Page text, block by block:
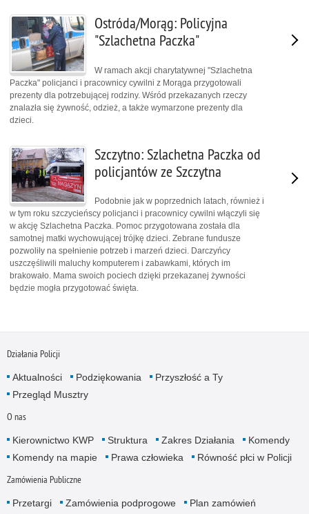
Ostróda/Morąg: Policyjna
"Szlachetna Paczka"
W ramach akcji charytatywnej "Szlachetna
Paczka" policjanci i pracownicy cywilni z Morąga przygotowali
prezenty dla potrzebującej rodziny. Wśród przekazanych rzeczy
znalazła się żywność, odzież, a także wymarzone prezenty dla
dzieci.
Szczytno: Szlachetna Paczka od
policjantów ze Szczytna
Podobnie jak w poprzednich latach, również i
w tym roku szczycieńscy policjanci i pracownicy cywilni włączyli się
w akcję Szlachetna Paczka. Pomoc przygotowana została dla
samotnej matki wychowującej trójkę dzieci. Zebrane fundusze
pozwoliły na spełnienie potrzeb i marzeń dzieci. Darczyńcy
uszczęśliwili maluchy komputerem i zabawkami, których im
brakowało. Mama swoich pociech dzięki przekazanej żywności
będzie mogła przygotować święta.
Działania Policji
Aktualności Podziękowania
Przyszłość a Ty
Przegląd Musztry
O nas
Kierownictwo KWP Struktura Zakres Działania
Komendy
Komendy na mapie
Prawa człowieka Równość płci w Policji
Zamówienia Publiczne
Przetargi Zamówienia podprogowe
Plan zamówień